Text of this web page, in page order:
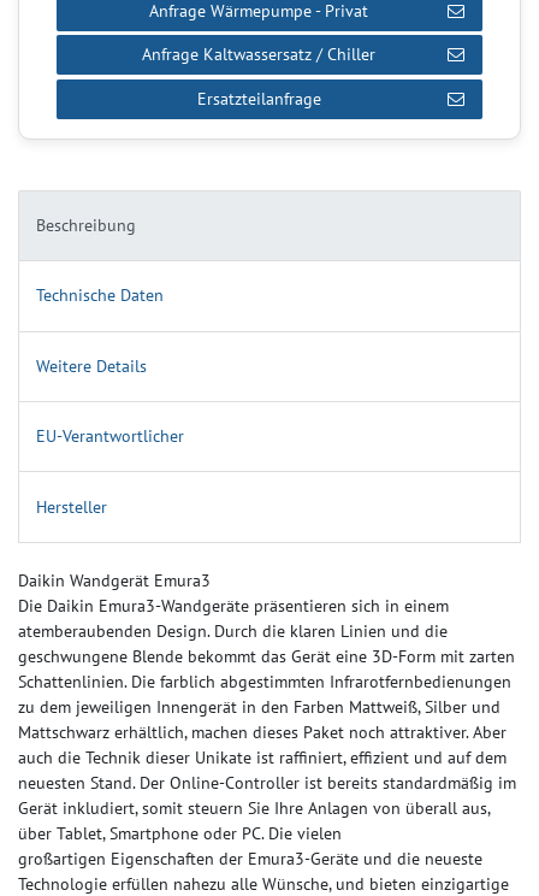
Beschreibung
Technische Daten
Weitere Details
EU-Verantwortlicher
Hersteller
Daikin Wandgerät Emura3
Die Daikin Emura3-Wandgeräte präsentieren sich in einem
atemberaubenden Design. Durch die klaren Linien und die
geschwungene Blende bekommt das Gerät eine 3D-Form mit zarten
Schattenlinien. Die farblich abgestimmten Infrarotfernbedienungen
zu dem jeweiligen Innengerät in den Farben Mattweiß, Silber und
Mattschwarz erhältlich, machen dieses Paket noch attraktiver. Aber
auch die Technik dieser Unikate ist raffiniert, effizient und auf dem
neuesten Stand. Der Online-Controller ist bereits standardmäßig im
Gerät inkludiert, somit steuern Sie Ihre Anlagen von überall aus,
über Tablet, Smartphone oder PC. Die vielen
großartigen Eigenschaften der Emura3-Geräte und die neueste
Technologie erfüllen nahezu alle Wünsche, und bieten einzigartige
Anfrage Wärmepumpe - Privat
Anfrage Kaltwassersatz / Chiller
Ersatzteilanfrage